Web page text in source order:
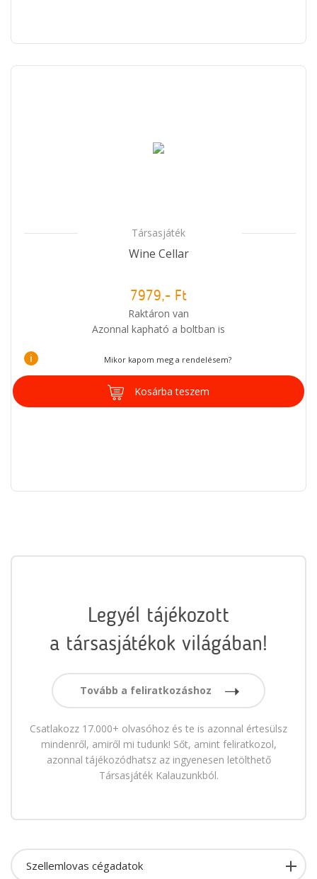
Társasjáték
Wine Cellar
7979,- Ft
Raktáron van
Azonnal kapható a boltban is
i Mikor kapom meg a rendelésem?
Kosárba teszem
Legyél tájékozott
a társasjátékok világában!
Tovább a feliratkozáshoz
Csatlakozz 17.000+ olvasóhoz és te is azonnal értesülsz
mindenről, amiről mi tudunk! Sőt, amint feliratkozol,
azonnal tájékozódhatsz az ingyenesen letölthető
Társasjáték Kalauzunkból.
Szellemlovas cégadatok